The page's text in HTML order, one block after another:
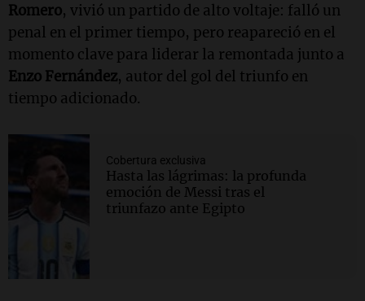
Romero, vivió un partido de alto voltaje: falló un
penal en el primer tiempo, pero reapareció en el
momento clave para liderar la remontada junto a
Enzo Fernández, autor del gol del triunfo en
tiempo adicionado.
Cobertura exclusiva
Hasta las lágrimas: la profunda
emoción de Messi tras el
triunfazo ante Egipto